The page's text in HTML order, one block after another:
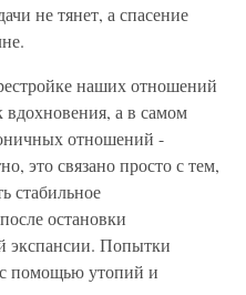
не тянет, а спасение
наших отношений
а в самом
отношений -
это связано просто с тем,
стабильное
остановки
экспансии. Попытки
с помощью утопий и